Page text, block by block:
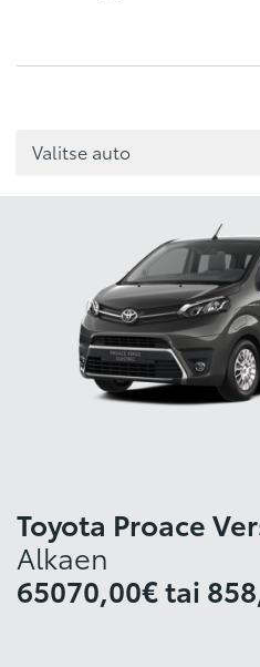
Toyota Proace
Alkaen
65070,00€tai